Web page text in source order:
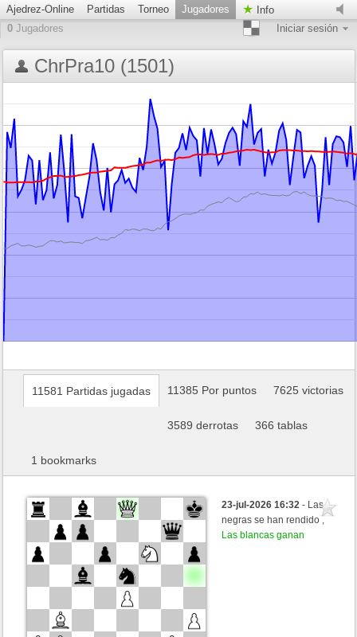
Ajedrez-Online Partidas Torneo Jugadores
Info
0 Jugadores Iniciar sesión
ChrPra10 (1501)
11581 Partidas jugadas 11385 Por puntos 7625 victorias
3589 derrotas 366 tablas
1 bookmarks
23-jul-2026 16:32- Las
negras se han rendido ,
Las blancas ganan